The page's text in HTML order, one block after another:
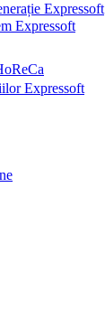
Expressoft
Expressoft
Expressoft